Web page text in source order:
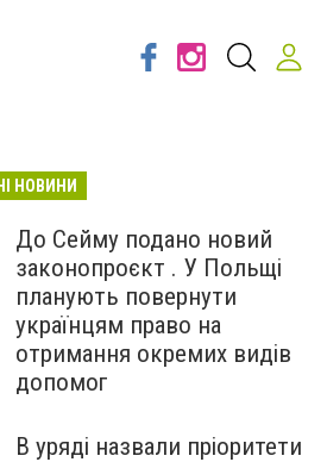
НОВИНИ
До Сейму подано новий
законопроєкт . У Польщі
планують повернути
українцям право на
отримання окремих видів
допомог
В уряді назвали пріоритети